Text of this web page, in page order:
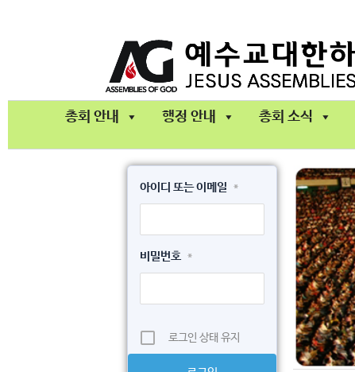
건
총회 안내 행정 안내 총회 소식
아이디 또는 이메일 *
비밀번호 *
로그인 상태 유지